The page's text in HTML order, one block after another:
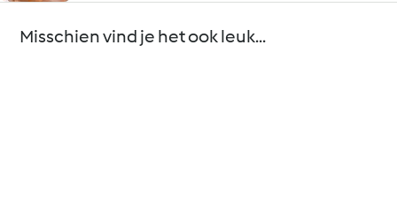
Misschien vind je het ook leuk...